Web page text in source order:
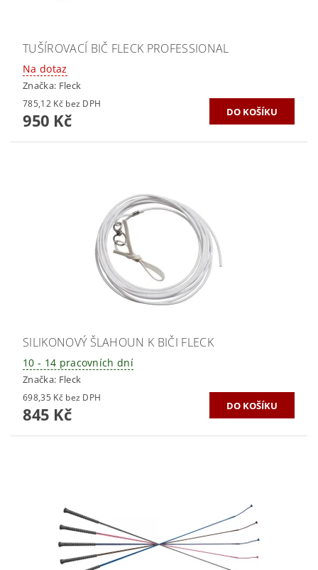
TUŠÍROVACÍ BIČ FLECK PROFESSIONAL
Na dotaz
Značka: Fleck
785,12 Kč bez DPH
950 Kč
SILIKONOVÝ ŠLAHOUN K BIČI FLECK
10 - 14 pracovních dní
Značka: Fleck
698,35 Kč bez DPH
845 Kč